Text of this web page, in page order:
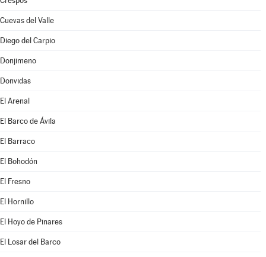
Cuevas del Valle
Diego del Carpio
Donjimeno
Donvidas
El Arenal
El Barco de Ávila
El Barraco
El Bohodón
El Fresno
El Hornillo
El Hoyo de Pinares
El Losar del Barco